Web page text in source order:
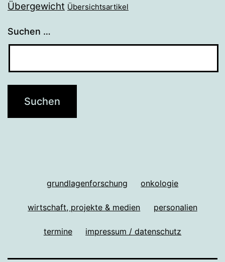
Übergewicht Übersichtsartikel
Suchen …
grundlagenforschung onkologie
wirtschaft, projekte & medien personalien
termine impressum / datenschutz